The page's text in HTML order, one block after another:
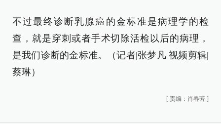
不过最终诊断乳腺癌的金标准是病理学的检
查，就是穿刺或者手术切除活检以后的病理，
是我们诊断的金标准。（记者|张梦凡 视频剪辑|
蔡琳）
[ 责编：肖春芳 ]